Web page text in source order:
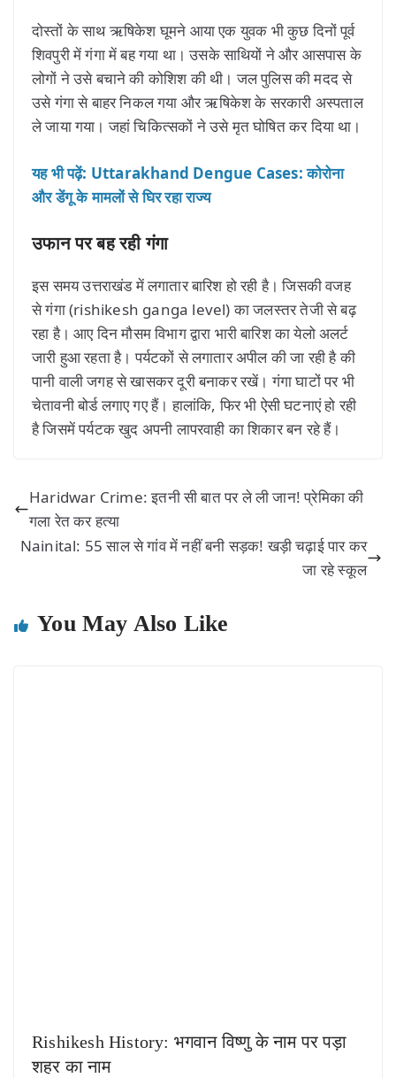
दोस्तों के साथ ऋषिकेश घूमने आया एक युवक भी कुछ दिनों पूर्व
शिवपुरी में गंगा में बह गया था। उसके साथियों ने और आसपास के
लोगों ने उसे बचाने की कोशिश की थी। जल पुलिस की मदद से
उसे गंगा से बाहर निकल गया और ऋषिकेश के सरकारी अस्पताल
ले जाया गया। जहां चिकित्सकों ने उसे मृत घोषित कर दिया था।
यह भी पढ़ें: Uttarakhand Dengue Cases: कोरोना
और डेंगू के मामलों से घिर रहा राज्य
उफान पर बह रही गंगा
इस समय उत्तराखंड में लगातार बारिश हो रही है। जिसकी वजह
से गंगा (rishikesh ganga level) का जलस्तर तेजी से बढ़
रहा है। आए दिन मौसम विभाग द्वारा भारी बारिश का येलो अलर्ट
जारी हुआ रहता है। पर्यटकों से लगातार अपील की जा रही है की
पानी वाली जगह से खासकर दूरी बनाकर रखें। गंगा घाटों पर भी
चेतावनी बोर्ड लगाए गए हैं। हालांकि, फिर भी ऐसी घटनाएं हो रही
है जिसमें पर्यटक खुद अपनी लापरवाही का शिकार बन रहे हैं।
Haridwar Crime: इतनी सी बात पर ले ली जान! प्रेमिका की
गला रेत कर हत्या
Nainital: 55 साल से गांव में नहीं बनी सड़क! खड़ी चढ़ाई पार कर
जा रहे स्कूल
You May Also Like
Rishikesh History: भगवान विष्णु के नाम पर पड़ा
शहर का नाम